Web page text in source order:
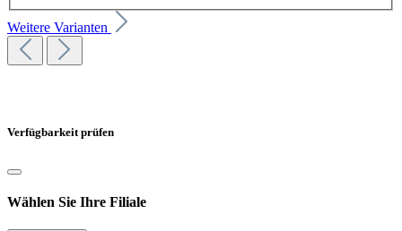
Weitere Varianten
Verfügbarkeit prüfen
Wählen Sie Ihre Filiale